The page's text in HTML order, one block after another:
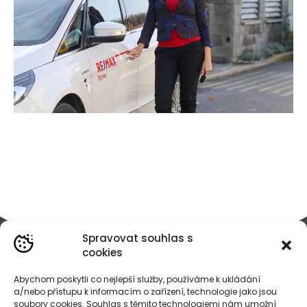
Spravovat souhlas s
cookies
Abychom poskytli co nejlepší služby, používáme k ukládání
a/nebo přístupu k informacím o zařízení, technologie jako jsou
soubory cookies. Souhlas s těmito technologiemi nám umožní